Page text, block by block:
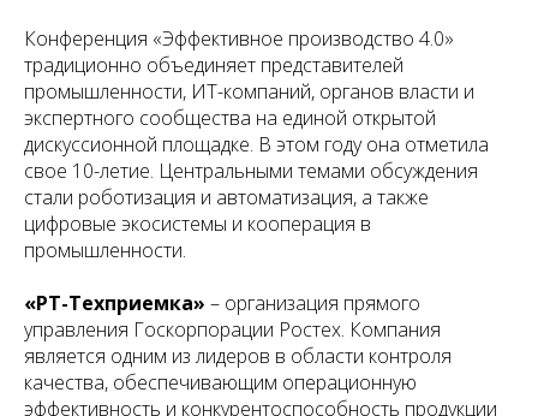
Конференция «Эффективное производство 4.0»
традиционно объединяет представителей
промышленности, ИТ-компаний, органов власти и
экспертного сообщества на единой открытой
дискуссионной площадке. В этом году она отметила
свое 10-летие. Центральными темами обсуждения
стали роботизация и автоматизация, а также
цифровые экосистемы и кооперация в
промышленности.
«РТ-Техприемка» – организация прямого
управления Госкорпорации Ростех. Компания
является одним из лидеров в области контроля
качества, обеспечивающим операционную
эффективность и конкурентоспособность продукции